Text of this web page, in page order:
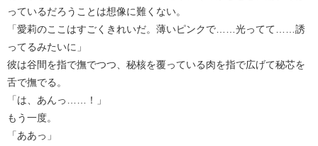
っているだろうことは想像に難くない。
「愛莉のここはすごくきれいだ。薄いピンクで……光ってて……誘
ってるみたいに」
彼は谷間を指で撫でつつ、秘核を覆っている肉を指で広げて秘芯を
舌で撫でる。
「は、あんっ……！」
もう一度。
「ああっ」